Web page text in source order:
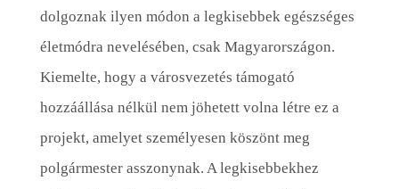
dolgoznak ilyen módon a legkisebbek egészséges
életmódra nevelésében, csak Magyarországon.
Kiemelte, hogy a városvezetés támogató
hozzáállása nélkül nem jöhetett volna létre ez a
projekt, amelyet személyesen köszönt meg
polgármester asszonynak. A legkisebbekhez